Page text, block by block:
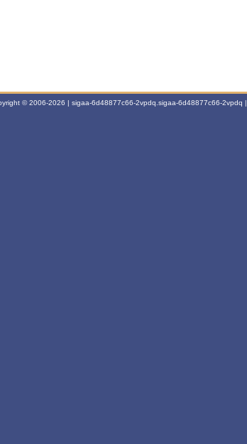
© 2006-2026 | sigaa-6d48877c66-2vpdq.sigaa-6d48877c66-2vpdq |